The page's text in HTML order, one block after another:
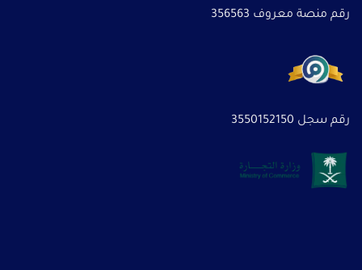
رقم منصة معروف 356563
رقم سجل 3550152150